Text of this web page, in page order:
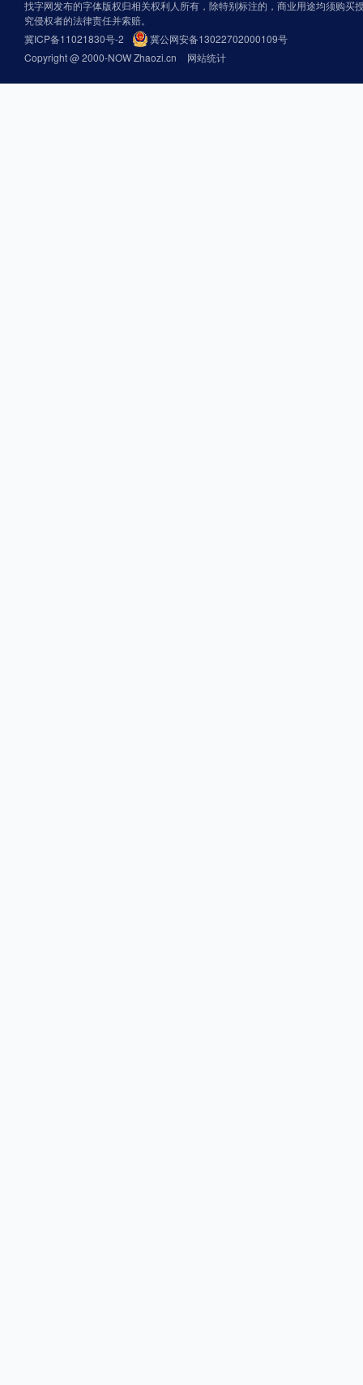
找字网发布的字体版权归相关权利人所有，除特别标注的，商业用途均须购买
究侵权者的法律责任并索赔。
冀ICP备11021830号-2
冀公网安备13022702000109号
Copyright @ 2000-NOW Zhaozi.cn
网站统计